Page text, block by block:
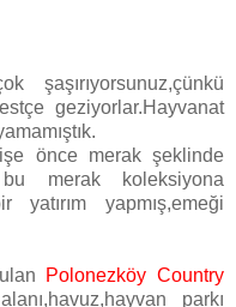
şaşırıyorsunuz,çünkü
geziyorlar.Hayvanat
önce merak şeklinde
merak koleksiyona
yapmış,emeği
Polonezköy Country
parkı